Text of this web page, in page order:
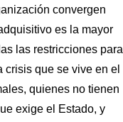
convergen
es la mayor
las restricciones para
crisis que se vive en el
quienes no tienen
exige el Estado, y